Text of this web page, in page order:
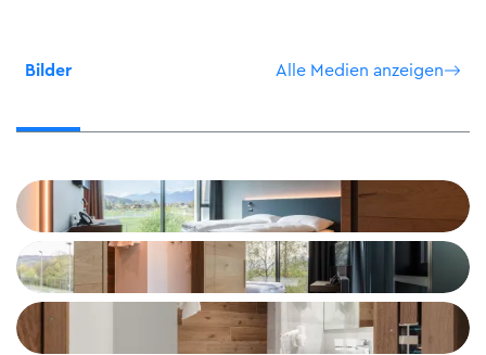
Bilder Alle Medien anzeigen